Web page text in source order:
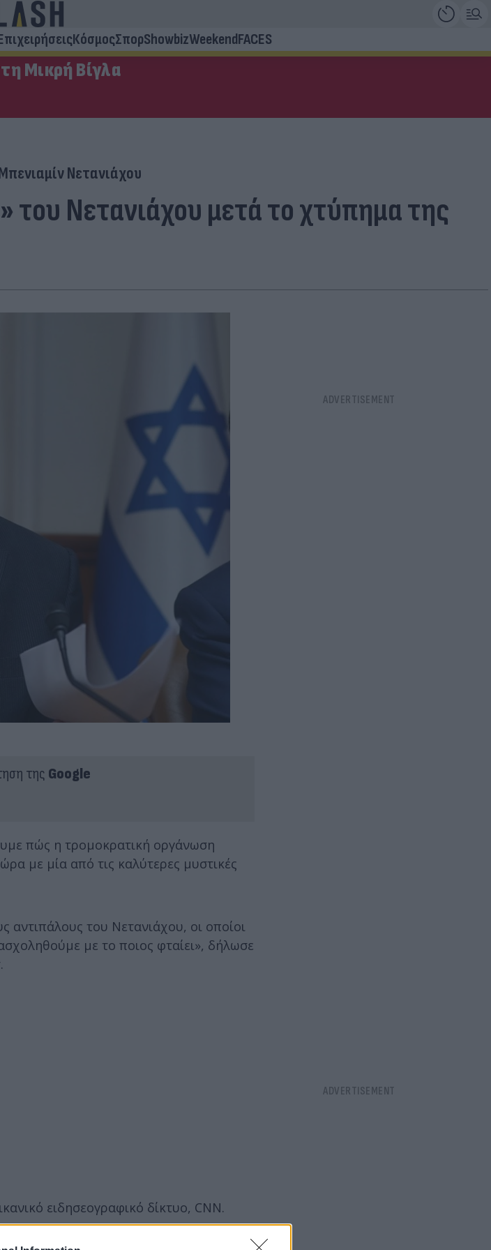
ΚόσμοςΣπορShowbizWeekendFACES
Μικρή Βίγλα
Νετανιάχου
του Νετανιάχου μετά το χτύπημα της
της Google
πώς η τρομοκρατική οργάνωση
με μία από τις καλύτερες μυστικές
αντιπάλους του Νετανιάχου, οι οποίοι
με το ποιος φταίει», δήλωσε
ειδησεογραφικό δίκτυο, CNN.